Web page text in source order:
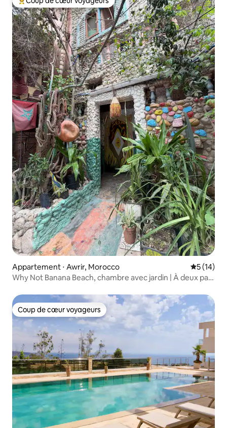
Coups de cœur voyageurs les plus appréciés
Appartement ⋅ Awrir, Morocco
5 (14)
Why Not Banana Beach, chambre avec jardin | À deux pas
Coup de cœur voyageurs
Coup de cœur voyageurs